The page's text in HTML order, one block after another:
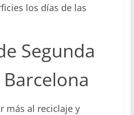
los días de las
Segunda
más al reciclaje y